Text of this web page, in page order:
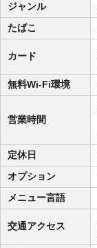
ジャンル
たばこ
カード
無料Wi-Fi環境
営業時間
定休日
オプション
メニュー言語
交通アクセス